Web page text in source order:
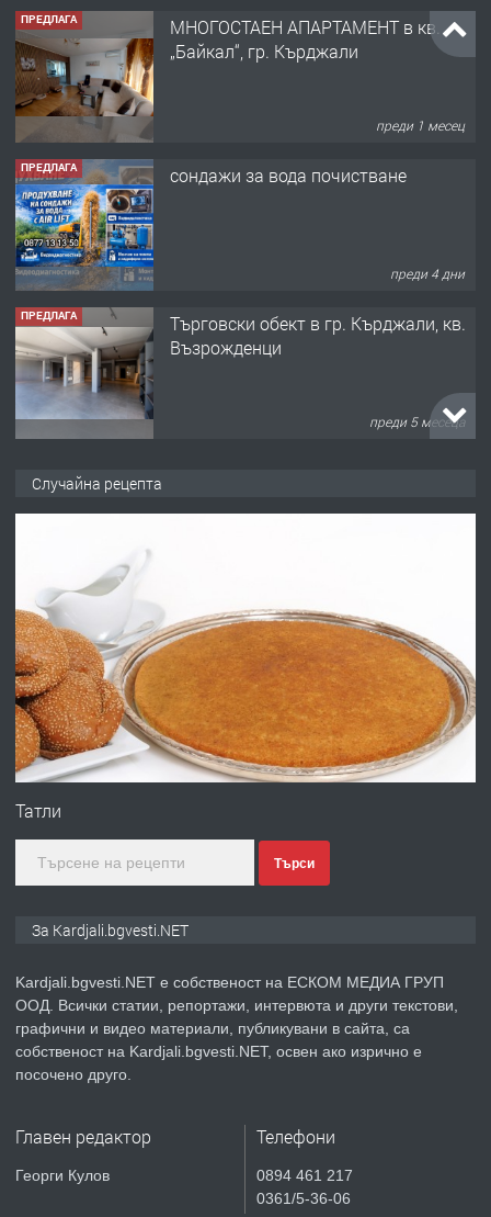
ПРЕДЛАГА
МНОГОСТАЕН АПАРТАМЕНТ в кв.
„Байкал“, гр. Кърджали
преди 1 месец
ПРЕДЛАГА сондажи за вода почистване
преди 4 дни
ПРЕДЛАГА
Tърговски обект в гр. Кърджали, кв.
Възрожденци
преди 5 месеца
ПРЕДЛАГА
Заведение /ресторант, бистро/ в с.
Чакаларово, община Кирково
преди 7 месеца
ПРЕДЛАГА
Гараж под наем в супер център
на язовир Студен кладенец 331м2 |
преди 1 година
ПРЕДЛАГА
Курс
Случайна рецепта
Татли
Търси
За Kardjali.bgvesti.NET
Kardjali.bgvesti.NET е собственост на ЕСКОМ МЕДИА ГРУП
ООД. Всички статии, репортажи, интервюта и други текстови,
графични и видео материали, публикувани в сайта, са
собственост на Kardjali.bgvesti.NET, освен ако изрично е
посочено друго.
Главен редактор
Георги Кулов
Телефони
0894 461 217
0361/5-36-06